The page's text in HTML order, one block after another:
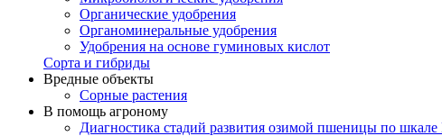
Органические удобрения
Органоминеральные удобрения
Удобрения на основе гуминовых кислот
Сорта и гибриды
Вредные объекты
Сорные растения
В помощь агроному
Диагностика стадий развития озимой пшеницы по